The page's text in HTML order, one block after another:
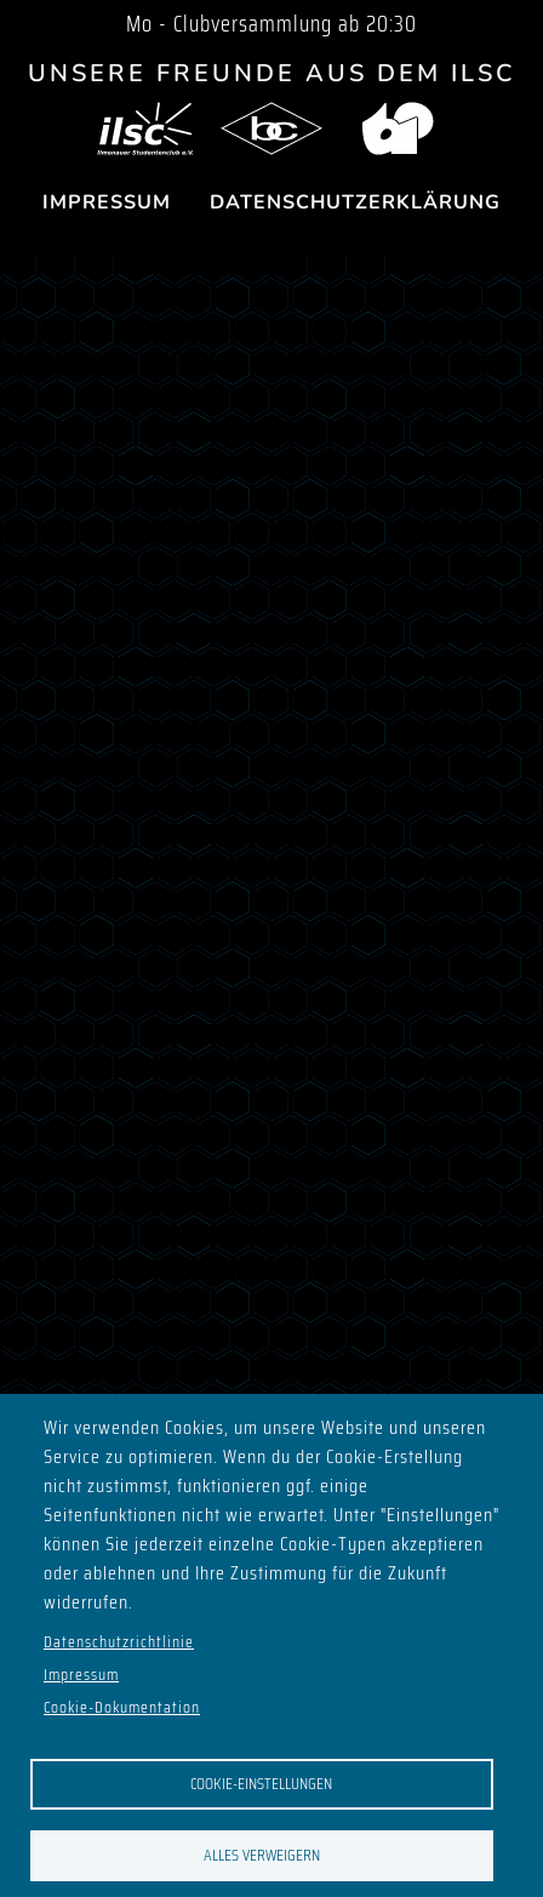
Mo - Clubversammlung ab 20:30
UNSERE FREUNDE AUS DEM ILSC
SECONDARY
IMPRESSUM DATENSCHUTZERKLÄRUNG
Wir verwenden Cookies, um unsere Website und unseren
Service zu optimieren. Wenn du der Cookie-Erstellung
nicht zustimmst, funktionieren ggf. einige
Seitenfunktionen nicht wie erwartet. Unter "Einstellungen"
können Sie jederzeit einzelne Cookie-Typen akzeptieren
oder ablehnen und Ihre Zustimmung für die Zukunft
widerrufen.
Datenschutzrichtlinie
Impressum
Cookie-Dokumentation
COOKIE-EINSTELLUNGEN
ALLES VERWEIGERN